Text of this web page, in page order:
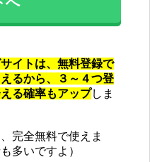
イトは、無料登録で
るから、３～４つ登
る確率もアップしま
完全無料で使えま
多いですよ）